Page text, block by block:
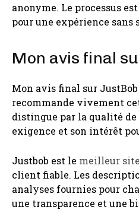
anonyme. Le processus
pour une expérience sans
Mon avis final
Mon avis final sur
recommande vivement
distingue par la qualité de
exigence et son intérêt
Justbob est le meilleur site
client fiable. Les
analyses fournies pour
une transparence et une